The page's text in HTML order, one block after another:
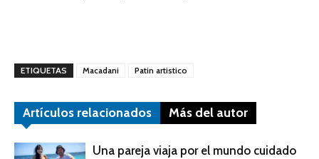
ETIQUETAS Macadani Patin artistico
Artículos relacionados Más del autor
Una pareja viaja por el mundo cuidado